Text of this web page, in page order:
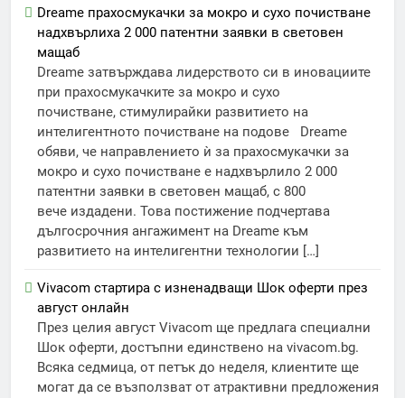
Dreame прахосмукачки за мокро и сухо почистване
надхвърлиха 2 000 патентни заявки в световен
мащаб
Dreame затвърждава лидерството си в иновациите
при прахосмукачките за мокро и сухо
почистване, стимулирайки развитието на
интелигентното почистване на подове Dreame
обяви, че направлението ѝ за прахосмукачки за
мокро и сухо почистване е надхвърлило 2 000
патентни заявки в световен мащаб, с 800
вече издадени. Това постижение подчертава
дългосрочния ангажимент на Dreame към
развитието на интелигентни технологии […]
Vivacom стартира с изненадващи Шок оферти през
август онлайн
През целия август Vivacom ще предлага специални
Шок оферти, достъпни единствено на vivacom.bg.
Всяка седмица, от петък до неделя, клиентите ще
могат да се възползват от атрактивни предложения